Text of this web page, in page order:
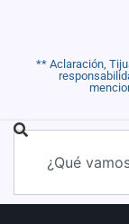
** Aclaración,